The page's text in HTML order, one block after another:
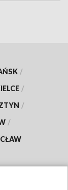
/
/
/
/